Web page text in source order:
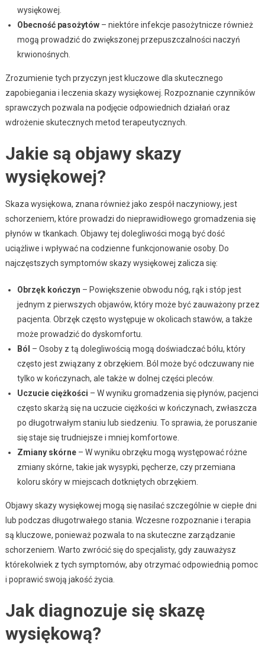
wysiękowej.
Obecność pasożytów– niektóre infekcje pasożytnicze również
mogą prowadzić do zwiększonej przepuszczalności naczyń
krwionośnych.
Zrozumienie tych przyczyn jest kluczowe dla skutecznego
zapobiegania i leczenia skazy wysiękowej. Rozpoznanie czynników
sprawczych pozwala na podjęcie odpowiednich działań oraz
wdrożenie skutecznych metod terapeutycznych.
Jakie są objawy skazy
wysiękowej?
Skaza wysiękowa, znana również jako zespół naczyniowy, jest
schorzeniem, które prowadzi do nieprawidłowego gromadzenia się
płynów w tkankach. Objawy tej dolegliwości mogą być dość
uciążliwe i wpływać na codzienne funkcjonowanie osoby. Do
najczęstszych symptomów skazy wysiękowej zalicza się:
Obrzęk kończyn – Powiększenie obwodu nóg, rąk i stóp jest
jednym z pierwszych objawów, który może być zauważony przez
pacjenta. Obrzęk często występuje w okolicach stawów, a także
może prowadzić do dyskomfortu.
Ból – Osoby z tą dolegliwością mogą doświadczać bólu, który
często jest związany z obrzękiem. Ból może być odczuwany nie
tylko w kończynach, ale także w dolnej części pleców.
Uczucie ciężkości – W wyniku gromadzenia się płynów, pacjenci
często skarżą się na uczucie ciężkości w kończynach, zwłaszcza
po długotrwałym staniu lub siedzeniu. To sprawia, że poruszanie
się staje się trudniejsze i mniej komfortowe.
Zmiany skórne– W wyniku obrzęku mogą występować różne
zmiany skórne, takie jak wysypki, pęcherze, czy przemiana
koloru skóry w miejscach dotkniętych obrzękiem.
Objawy skazy wysiękowej mogą się nasilać szczególnie w ciepłe dni
lub podczas długotrwałego stania. Wczesne rozpoznanie i terapia
są kluczowe, ponieważ pozwala to na skuteczne zarządzanie
schorzeniem. Warto zwrócić się do specjalisty, gdy zauważysz
którekolwiek z tych symptomów, aby otrzymać odpowiednią pomoc
i poprawić swoją jakość życia.
Jak diagnozuje się skazę
wysiękową?